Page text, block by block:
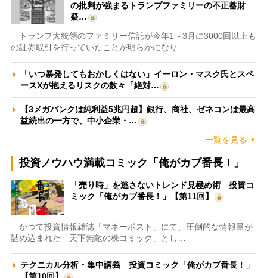
の批判が強まるトランプファミリーの不正蓄財
疑…
トランプ大統領のファミリー信託が今年1～3月に3000回以上も
の証券取引を行っていたことが明らかになり…
「いつ暴発してもおかしくはない」イーロン・マスク氏とスペ
ースXが抱えるリスクの数々「絶対…
【3メガバンクは純利益5兆円超】銀行、商社、ゼネコンは最高
益続出の一方で、中小企業・…
一覧を見る
投資ノウハウ満載コミック「俺がカブ番長！」
「売り時」を逃さないトレンド見極め術 投資コ
ミック「俺がカブ番長！」【第11回】
かつて投資情報雑誌「マネーポスト」にて、圧倒的な情報量が
詰め込まれた「天下無敵の株コミック」とし…
テクニカル分析・集中講義 投資コミック「俺がカブ番長！」